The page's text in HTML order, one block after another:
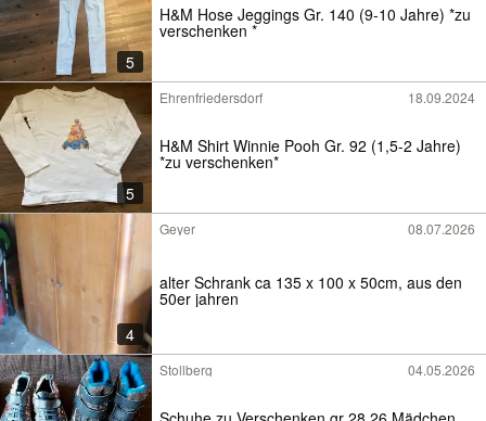
5
H&M Hose Jeggings Gr. 140 (9-10 Jahre) *zu
verschenken *
5
Ehrenfriedersdorf 18.09.2024
H&M Shirt Winnie Pooh Gr. 92 (1,5-2 Jahre)
*zu verschenken*
4
Geyer 08.07.2026
alter Schrank ca 135 x 100 x 50cm, aus den
50er jahren
Stollberg 04.05.2026